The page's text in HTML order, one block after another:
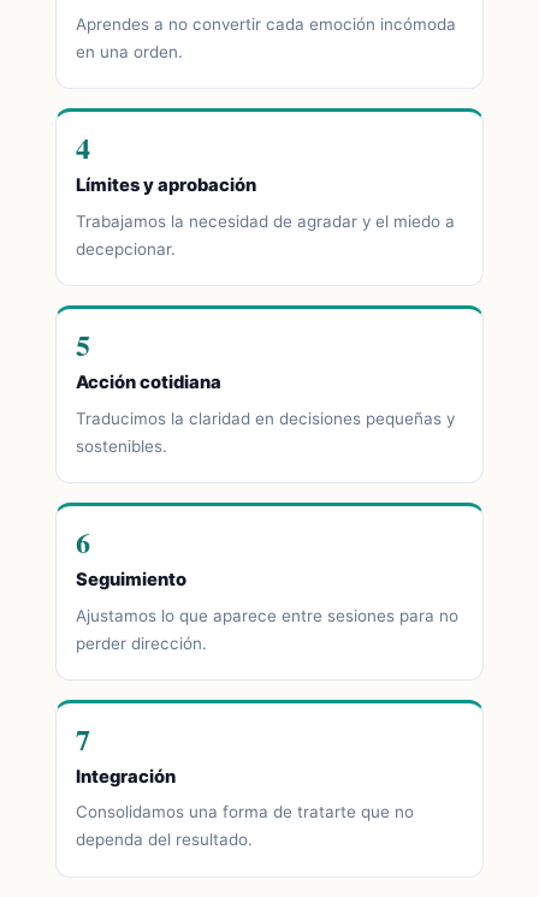
Aprendes a no convertir cada emoción incómoda
en una orden.
4
Límites y aprobación
Trabajamos la necesidad de agradar y el miedo a
decepcionar.
5
Acción cotidiana
Traducimos la claridad en decisiones pequeñas y
sostenibles.
6
Seguimiento
Ajustamos lo que aparece entre sesiones para no
perder dirección.
7
Integración
Consolidamos una forma de tratarte que no
dependa del resultado.